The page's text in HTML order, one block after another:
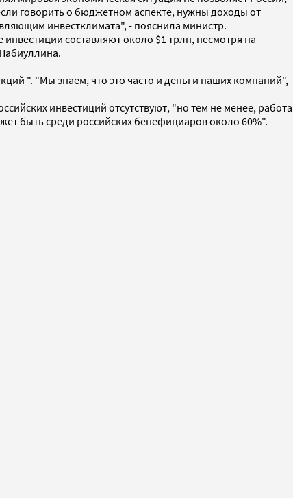
говорить о бюджетном аспекте, нужны доходы от
инвестклимата", - пояснила министр.
составляют около $1 трлн, несмотря на
". "Мы знаем, что это часто и деньги наших компаний",
инвестиций отсутствуют, "но тем не менее, работа
быть среди российских бенефициаров около 60%".